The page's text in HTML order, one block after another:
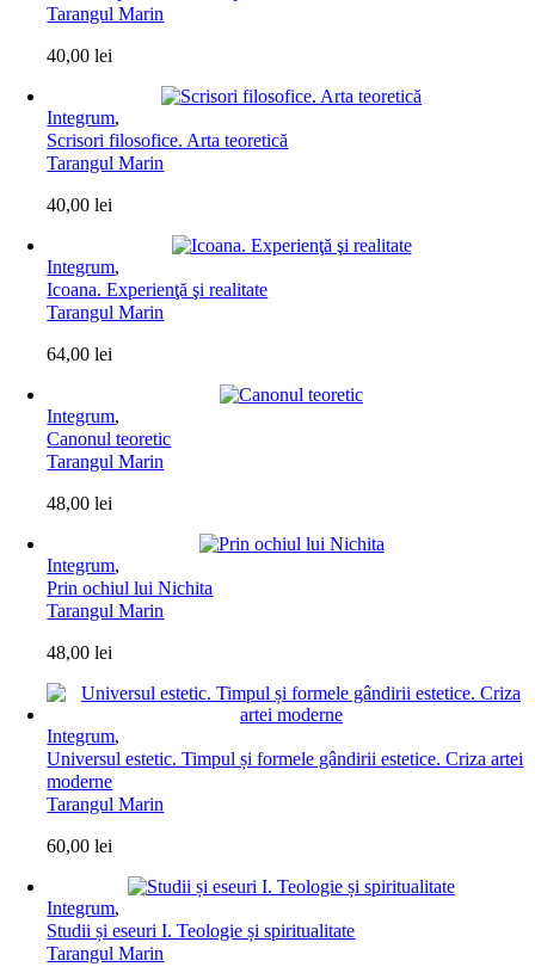
Tarangul Marin
40,00lei
Integrum,
Scrisori filosofice. Arta teoretică
Tarangul Marin
40,00lei
Integrum,
Icoana. Experienţă şi realitate
Tarangul Marin
64,00lei
Integrum,
Canonul teoretic
Tarangul Marin
48,00lei
Integrum,
Prin ochiul lui Nichita
Tarangul Marin
48,00lei
Integrum,
Universul estetic. Timpul și formele gândirii estetice. Criza artei
moderne
Tarangul Marin
60,00lei
Integrum,
Studii și eseuri I. Teologie și spiritualitate
Tarangul Marin